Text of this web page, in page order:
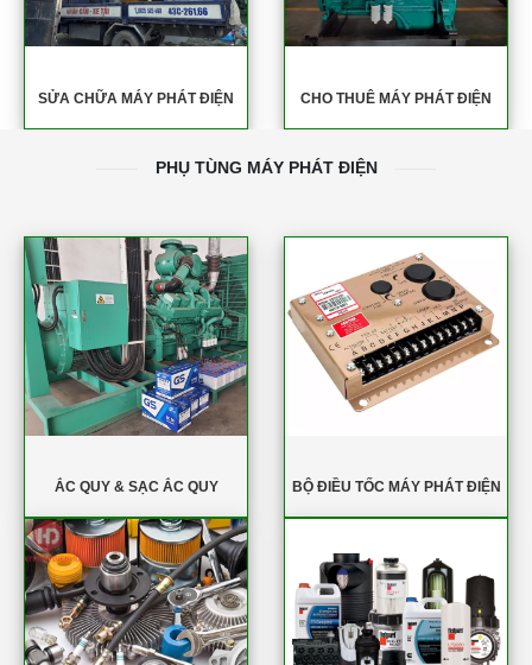
SỬA CHỮA MÁY PHÁT ĐIỆN CHO THUÊ MÁY PHÁT ĐIỆN
PHỤ TÙNG MÁY PHÁT ĐIỆN
ẮC QUY & SẠC ẮC QUY BỘ ĐIỀU TỐC MÁY PHÁT ĐIỆN